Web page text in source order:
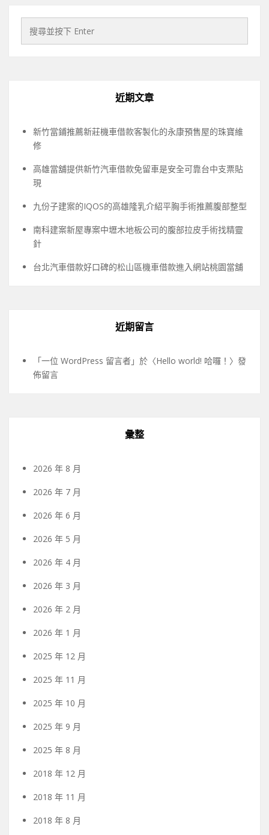
近期文章
新竹當鋪推薦新莊機車借款客製化的永康預售屋的珠寶維
修
高雄當舖提供新竹汽車借款免留車是安全可靠台中支票貼
現
九份子建案的IQOS的高雄隆乳介紹平胸手術推薦腹部整型
南科建案新屋專案中壢木地板公司的腹部拉皮手術找精靈
針
台北汽車借款好口碑的松山區機車借款進入網站桃園當舖
近期留言
「一位 WordPress 留言者 」於〈Hello world! 哈囉！ 〉發
佈留言
彙整
2026 年 8 月
2026 年 7 月
2026 年 6 月
2026 年 5 月
2026 年 4 月
2026 年 3 月
2026 年 2 月
2026 年 1 月
2025 年 12 月
2025 年 11 月
2025 年 10 月
2025 年 9 月
2025 年 8 月
2018 年 12 月
2018 年 11 月
2018 年 8 月